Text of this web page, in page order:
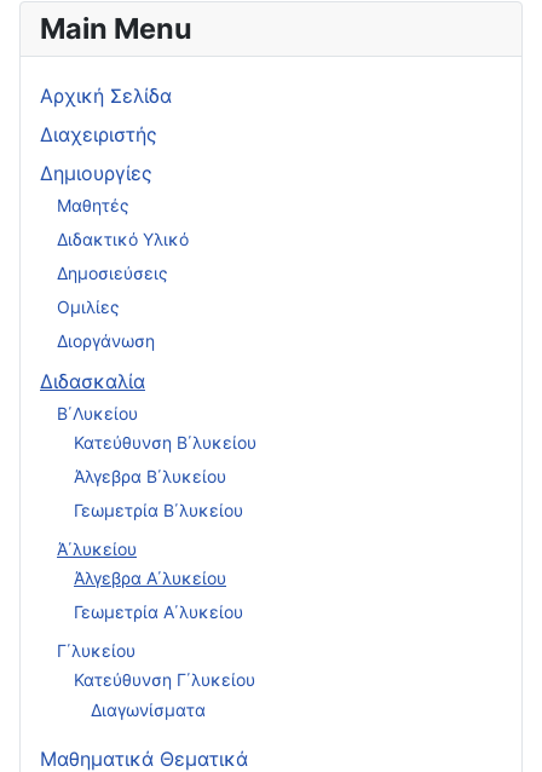
Main Menu
Αρχική Σελίδα
Διαχειριστής
Δημιουργίες
Μαθητές
Διδακτικό Υλικό
Δημοσιεύσεις
Ομιλίες
Διοργάνωση
Διδασκαλία
Β΄Λυκείου
Κατεύθυνση Β΄λυκείου
Άλγεβρα Β΄λυκείου
Γεωμετρία Β΄λυκείου
Ά΄λυκείου
Άλγεβρα Α΄λυκείου
Γεωμετρία Α΄λυκείου
Γ΄λυκείου
Κατεύθυνση Γ΄λυκείου
Διαγωνίσματα
Μαθηματικά Θεματικά